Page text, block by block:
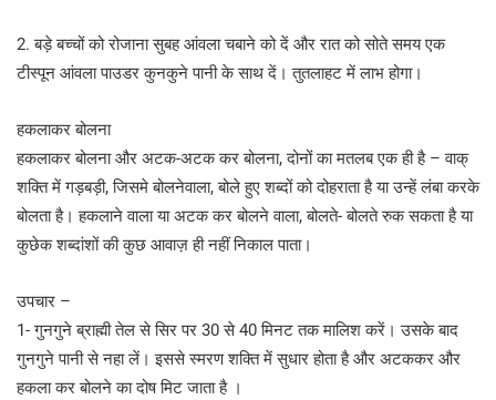
2. बड़े बच्चों को रोजाना सुबह आंवला चबाने को दें और रात को सोते समय एक
टीस्पून आंवला पाउडर कुनकुने पानी के साथ दें। तुतलाहट में लाभ होगा।
हकलाकर बोलना
हकलाकर बोलना और अटक-अटक कर बोलना, दोनों का मतलब एक ही है – वाक्
शक्ति में गड़बड़ी, जिसमे बोलनेवाला, बोले हुए शब्दों को दोहराता है या उन्हें लंबा करके
बोलता है। हकलाने वाला या अटक कर बोलने वाला, बोलते- बोलते रुक सकता है या
कुछेक शब्दांशों की कुछ आवाज़ ही नहीं निकाल पाता।
उपचार –
1- गुनगुने ब्राह्मी तेल से सिर पर 30 से 40 मिनट तक मालिश करें। उसके बाद
गुनगुने पानी से नहा लें। इससे स्मरण शक्ति में सुधार होता है और अटककर और
हकला कर बोलने का दोष मिट जाता है ।